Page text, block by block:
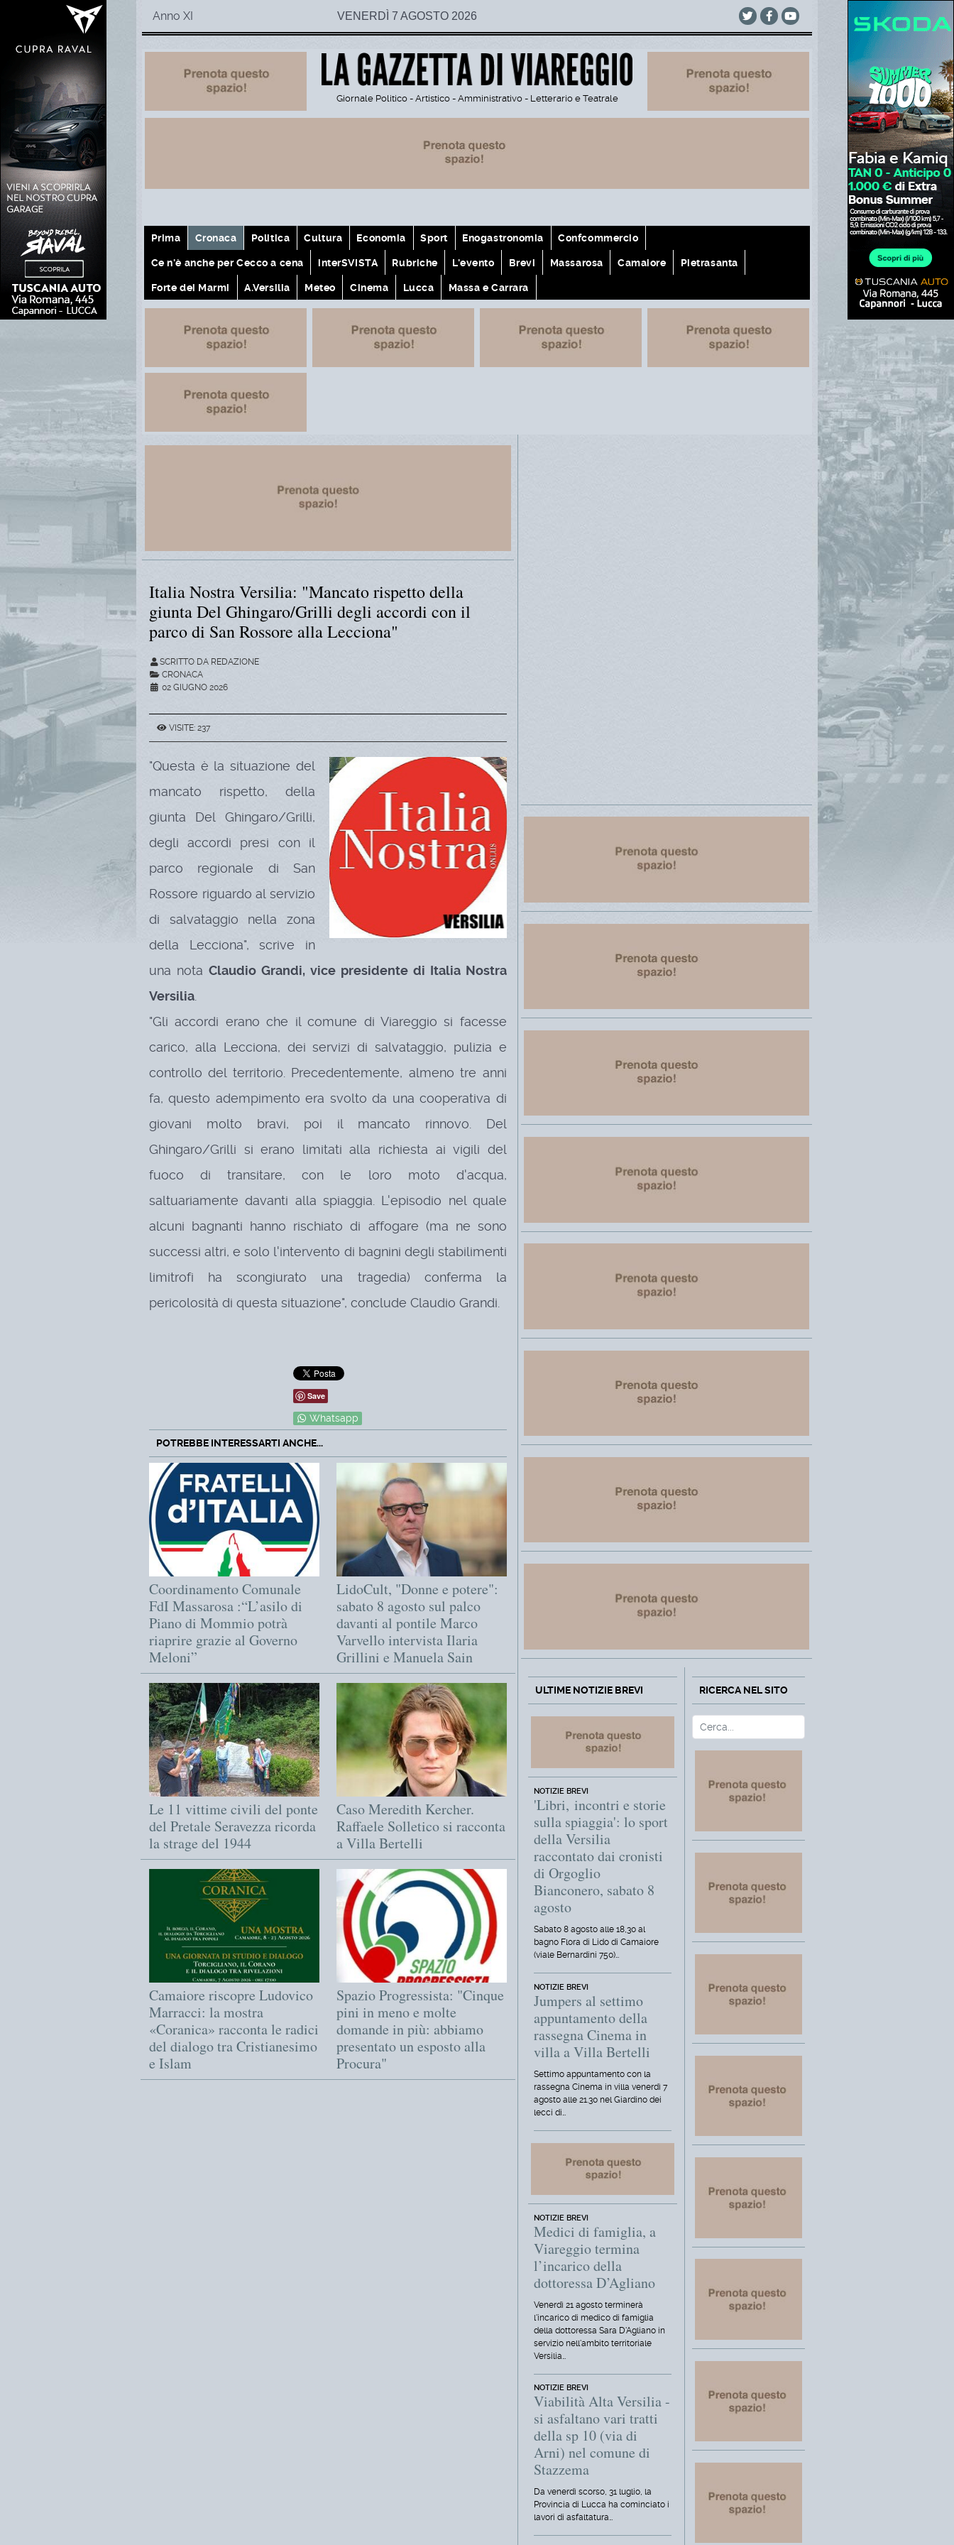
Anno XI VENERDÌ 7 AGOSTO 2026
Giornale Politico - Artistico - Amministrativo - Letterario e Teatrale
Prima Cronaca Politica Cultura Economia Sport Enogastronomia Confcommercio
Ce n'è anche per Cecco a cena interSVISTA Rubriche L'evento Brevi Massarosa Camaiore Pietrasanta
Forte dei Marmi A.Versilia Meteo Cinema Lucca Massa e Carrara
Italia Nostra Versilia: "Mancato rispetto della
giunta Del Ghingaro/Grilli degli accordi con il
parco di San Rossore alla Lecciona"
SCRITTO DA REDAZIONE
CRONACA
02 GIUGNO 2026
VISITE: 237
"Questa è la situazione del
mancato rispetto, della
giunta Del Ghingaro/Grilli,
degli accordi presi con il
parco regionale di San
Rossore riguardo al servizio
di salvataggio nella zona
della Lecciona", scrive in
una nota Claudio Grandi, vice presidente di Italia Nostra
Versilia
"Gli accordi erano che il comune di Viareggio si facesse
carico, alla Lecciona, dei servizi di salvataggio, pulizia e
controllo del territorio. Precedentemente, almeno tre anni
fa, questo adempimento era svolto da una cooperativa di
giovani molto bravi, poi il mancato rinnovo. Del
Ghingaro/Grilli si erano limitati alla richiesta ai vigili del
fuoco di transitare, con le loro moto d'acqua,
saltuariamente davanti alla spiaggia. L'episodio nel quale
alcuni bagnanti hanno rischiato di affogare (ma ne sono
successi altri, e solo l'intervento di bagnini degli stabilimenti
limitrofi ha scongiurato una tragedia) conferma la
pericolosità di questa situazione", conclude Claudio Grandi.
Save
Whatsapp
POTREBBE INTERESSARTI ANCHE...
Coordinamento Comunale
FdI Massarosa :“L’asilo di
Piano di Mommio potrà
riaprire grazie al Governo
Meloni”
LidoCult, "Donne e potere":
sabato 8 agosto sul palco
davanti al pontile Marco
Varvello intervista Ilaria
Grillini e Manuela Sain
Le 11 vittime civili del ponte
del Pretale Seravezza ricorda
la strage del 1944
Caso Meredith Kercher.
Raffaele Solletico si racconta
a Villa Bertelli
Camaiore riscopre Ludovico
Marracci: la mostra
«Coranica» racconta le radici
del dialogo tra Cristianesimo
e Islam
Spazio Progressista: "Cinque
pini in meno e molte
domande in più: abbiamo
presentato un esposto alla
Procura"
ULTIME NOTIZIE BREVI
NOTIZIE BREVI
'Libri, incontri e storie
sulla spiaggia': lo sport
della Versilia
raccontato dai cronisti
di Orgoglio
Bianconero, sabato 8
agosto
Sabato 8 agosto alle 18,30 al
bagno Flora di Lido di Camaiore
(viale Bernardini 750)…
NOTIZIE BREVI
Jumpers al settimo
appuntamento della
rassegna Cinema in
villa a Villa Bertelli
Settimo appuntamento con la
rassegna Cinema in villa venerdì 7
agosto alle 21.30 nel Giardino dei
lecci di…
NOTIZIE BREVI
Medici di famiglia, a
Viareggio termina
l’incarico della
dottoressa D’Agliano
Venerdì 21 agosto terminerà
l'incarico di medico di famiglia
della dottoressa Sara D'Agliano in
servizio nell'ambito territoriale
Versilia…
NOTIZIE BREVI
Viabilità Alta Versilia -
si asfaltano vari tratti
della sp 10 (via di
Arni) nel comune di
Stazzema
Da venerdì scorso, 31 luglio, la
Provincia di Lucca ha cominciato i
lavori di asfaltatura…
RICERCA NEL SITO
Cerca Type 2 or more characters